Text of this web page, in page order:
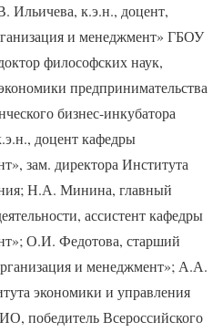
Ильичева, к.э.н., доцент,
и менеджмент» ГБОУ
философских наук,
предпринимательства
бизнес-инкубатора
доцент кафедры
зам. директора Института
Н.А. Минина, главный
ассистент кафедры
О.И. Федотова, старший
и менеджмент»; А.А.
экономики и управления
победитель Всероссийского